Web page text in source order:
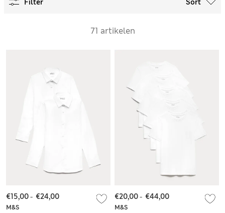
Filter Sort
71 artikelen
M&S
€15,00- €24,00
M&S
€20,00- €44,00